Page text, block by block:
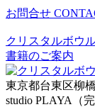
お問合せ
クリスタルボウ
書籍のご案内
東京都台東区柳
studio PLAYA（